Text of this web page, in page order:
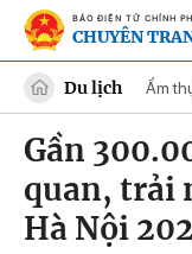
BÁO ĐIỆN TỬ CHÍNH
CHUYÊN
Du lịch Ẩm
Gần
quan, trải
Hà Nội